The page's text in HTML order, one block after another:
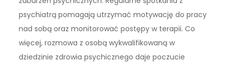
psychiatrą pomagają utrzymać motywację do pracy
nad sobą oraz monitorować postępy w terapii. Co
więcej, rozmowa z osobą wykwalifikowaną w
dziedzinie zdrowia psychicznego daje poczucie